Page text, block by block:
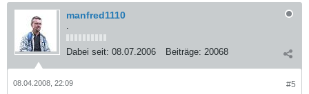
manfred1110
.
Dabei seit: 08.07.2006 Beiträge: 20068
#5
08.04.2008, 22:09